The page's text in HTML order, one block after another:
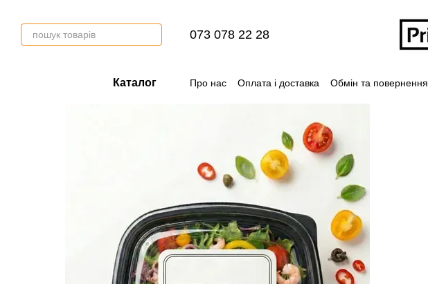
073 078 22 28
Каталог Про нас Оплата і доставка Обмін та повернення